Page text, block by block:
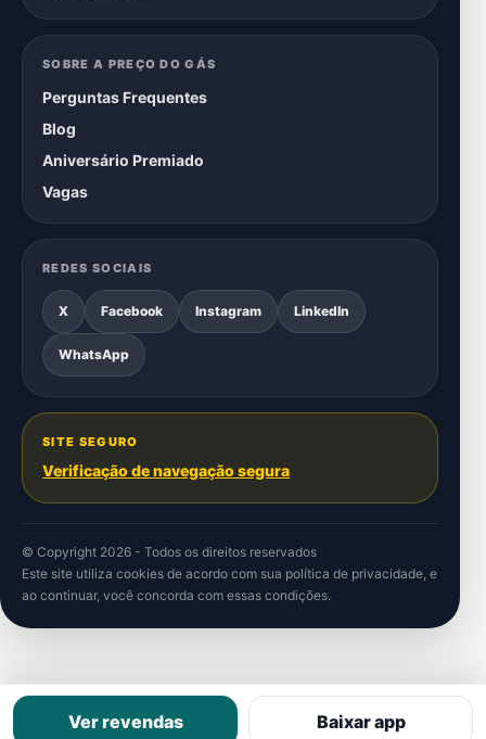
SOBRE A PREÇO DO GÁS
Perguntas Frequentes
Blog
Aniversário Premiado
Vagas
REDES SOCIAIS
X Facebook Instagram LinkedIn
WhatsApp
SITE SEGURO
Verificação de navegação segura
© Copyright 2026 - Todos os direitos reservados
Este site utiliza cookies de acordo com sua política de privacidade, e
ao continuar, você concorda com essas condições.
Ver revendas Baixar app